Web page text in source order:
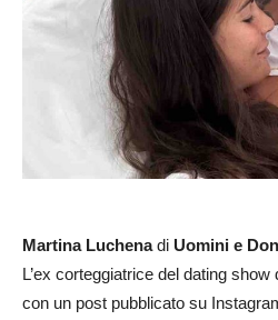
Martina Luchenadi Uomini e
L’ex corteggiatrice del dating
con un post pubblicato su